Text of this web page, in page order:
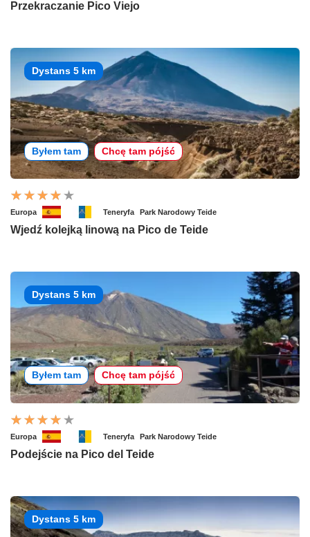
Przekraczanie Pico Viejo
Dystans 5 km
Byłem tam Chcę tam pójść
Europa Teneryfa Park Narodowy Teide
Wjedź kolejką linową na Pico de Teide
Dystans 5 km
Byłem tam Chcę tam pójść
Europa Teneryfa Park Narodowy Teide
Podejście na Pico del Teide
Dystans 5 km